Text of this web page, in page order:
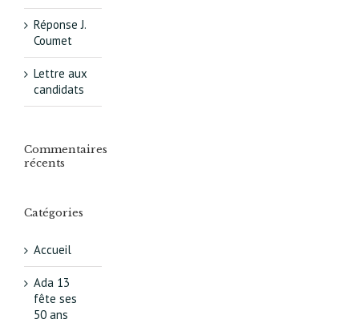
Réponse J.
Coumet
Lettre aux
candidats
Commentaires
récents
Catégories
Accueil
Ada 13
fête ses
50 ans